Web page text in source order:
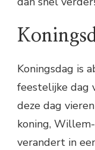
Koningsdag is
feestelijke dag
deze dag
koning,
verandert in